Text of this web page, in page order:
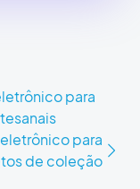
para
para
de coleção